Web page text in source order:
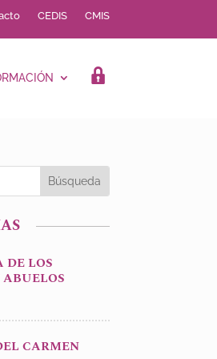
CEDIS CMIS
LOGIN
DE LOS
ABUELOS
CARMEN